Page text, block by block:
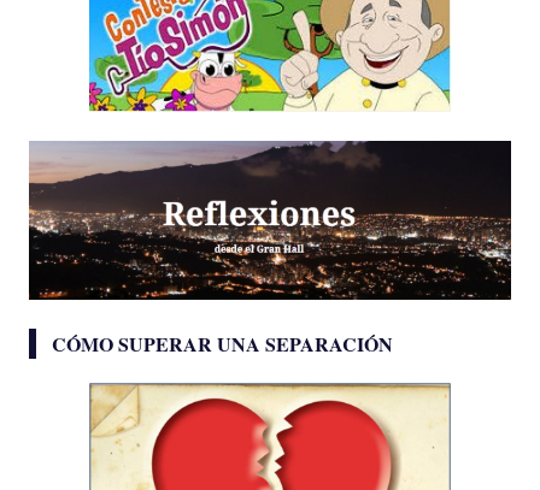
CÓMO SUPERAR UNA SEPARACIÓN